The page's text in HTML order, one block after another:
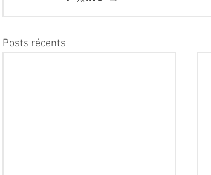
Posts récents